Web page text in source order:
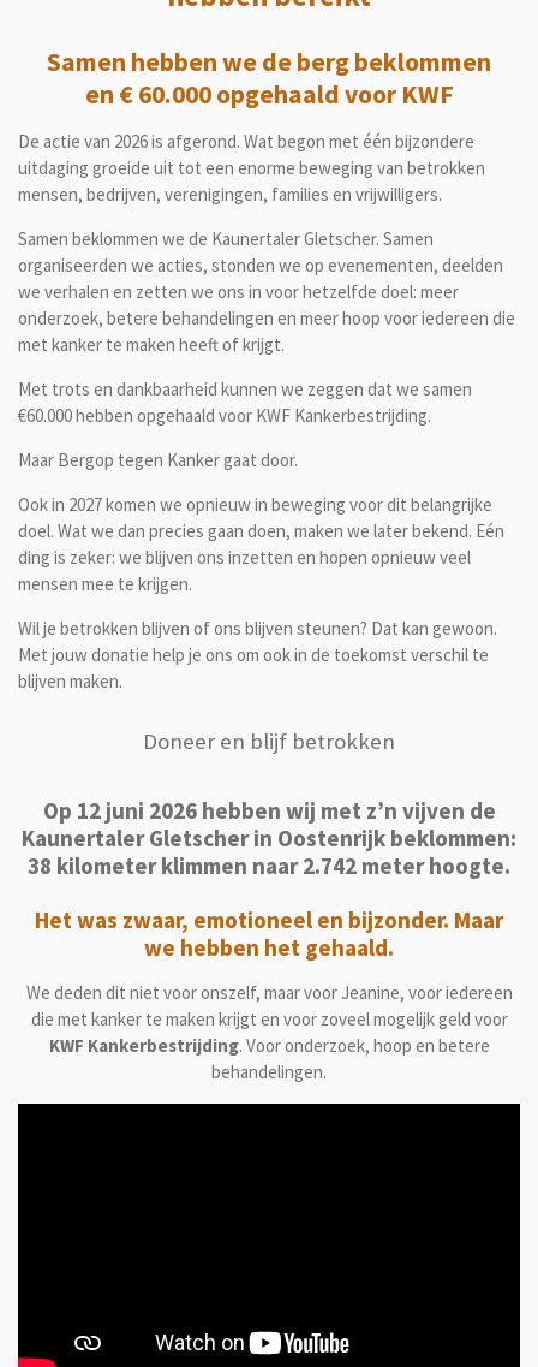
Samen hebben we de berg beklommen
en € 60.000 opgehaald voor KWF
De actie van 2026 is afgerond. Wat begon met één bijzondere
uitdaging groeide uit tot een enorme beweging van betrokken
mensen, bedrijven, verenigingen, families en vrijwilligers.
Samen beklommen we de Kaunertaler Gletscher. Samen
organiseerden we acties, stonden we op evenementen, deelden
we verhalen en zetten we ons in voor hetzelfde doel: meer
onderzoek, betere behandelingen en meer hoop voor iedereen die
met kanker te maken heeft of krijgt.
Met trots en dankbaarheid kunnen we zeggen dat we samen
€60.000 hebben opgehaald voor KWF Kankerbestrijding.
Maar Bergop tegen Kanker gaat door.
Ook in 2027 komen we opnieuw in beweging voor dit belangrijke
doel. Wat we dan precies gaan doen, maken we later bekend. Eén
ding is zeker: we blijven ons inzetten en hopen opnieuw veel
mensen mee te krijgen.
Wil je betrokken blijven of ons blijven steunen? Dat kan gewoon.
Met jouw donatie help je ons om ook in de toekomst verschil te
blijven maken.
Doneer en blijf betrokken
Op 12 juni 2026 hebben wij met z’n vijven de
Kaunertaler Gletscher in Oostenrijk beklommen:
38 kilometer klimmen naar 2.742 meter hoogte.
Het was zwaar, emotioneel en bijzonder. Maar
we hebben het gehaald.
We deden dit niet voor onszelf, maar voor Jeanine, voor iedereen
die met kanker te maken krijgt en voor zoveel mogelijk geld voor
KWF Kankerbestrijding. Voor onderzoek, hoop en betere
behandelingen.